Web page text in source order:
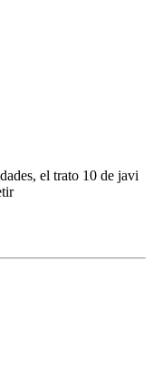
el trato 10 de javi